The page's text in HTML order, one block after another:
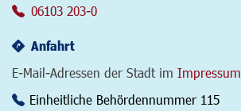
06103 203-0
Anfahrt
E-Mail-Adressen der Stadt im Impressum
Einheitliche Behördennummer 115